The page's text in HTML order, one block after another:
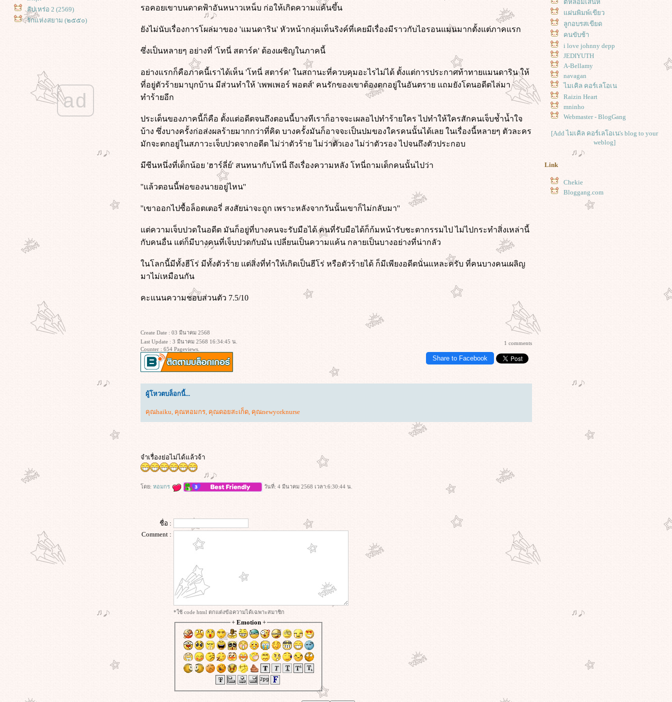
สัปเหร่อ 2 (2569)
รักแห่งสยาม (๒๕๕๐)
Deep Water (2022) ชู้รักซ่อนลึก
Mercy (2026) 90 นาที สั่งตา
The Voyeurs (2021) ส่อง แส่ ซว
Fake โกหกทั้งเพ (2546)
Star Trek Beyond (2016) สตาร์ เทรค
Star Trek Into Darkness (2013) สตาร์
(2026)
Train Dreams (2025) ทางรถไฟสา
เรตติ้ง
Project Hail Mary (2026) ภารกิจกู้
สุริยะ
The Housemaid (2025) ความลับแม่
บ้านร้า
Whisper of the Heart (1995) : ความ
ฝันที่รอการเจียระไน
Paradise Hills (2019) สวรรค์ซ้อนนรก
Kick-Ass (2010) เกรียนโคตรมหา
ไลฟ์
ad
รอคอยเขาบนดาดฟ้าอันหนาวเหน็บ ก่อให้เกิดความแค้นขึ้น
ังไม่นับเรื่องการโผล่มาของ 'แมนดาริน' หัวหน้ากลุ่มเท็นริงค์ที่เคยมีเรื่องมีราวกับไอรอนแมนมากตั้งแต่ภาคแรก
ซึ่งเป็นหลายๆ อย่างที่ 'โทนี่ สตาร์ค' ต้องเผชิญในภาคนี้
อย่างแรกก็คือภาคนี้เราได้เห็น 'โทนี่ สตาร์ค' ในสถานะที่ควบคุมอะไรไม่ได้ ตั้งแต่การประกาศท้าทายแมนดาริน ให้
ที่อยู่ตัวร้ายมาบุกบ้าน มีส่วนทำให้ 'เพพเพอร์ พอตส์' คนรักของเขาต้องตกอยู่ในอันตราย แถมยังโดนอดีตไล่มา
ทำร้ายอีก
ประเด็นของภาคนี้ก็คือ ตั้งแต่อดีตจนถึงตอนนี้บางทีเราก็อาจจะเผลอไปทำร้ายใคร ไปทำให้ใครสักคนเจ็บช้ำน้ำใจ
บ้าง ซึ่งบางครั้งก่อส่งผลร้ายมากกว่าที่คิด บางครั้งมันก็อาจจะเป็นปมของใครคนนั้นได้เลย ในเรื่องนี้หลายๆ ตัวละคร
มักจะตกอยู่ในสภาวะเจ็บปวดจากอดีต ไม่ว่าตัวร้าย ไม่ว่าตัวเอง ไม่ว่าตัวรอง ไปจนถึงตัวประกอบ
มีซีนหนึ่งที่เด็กน้อย 'ฮาร์ลี่ย์' สนทนากับโทนี่ ถึงเรื่องความหลัง โทนี่ถามเด็กคนนั้นไปว่า
''แล้วตอนนี้พ่อของนายอยู่ไหน''
''เขาออกไปซื้อล็อตเตอรี่ สงสัยน่าจะถูก เพราะหลังจากวันนั้นเขาก็ไม่กลับมา''
ต่ความเจ็บปวดในอดีต มันก็อยู่ที่บางคนจะรับมือได้ คนที่รับมือได้ก็ก้มหน้ารับชะตากรรมไป ไม่ไปกระทำสิ่งเหล่านี้
กับคนอื่น แต่ก็มีบางคนที่เจ็บปวดกับมัน เปลี่ยนเป็นความแค้น กลายเป็นบางอย่างที่น่ากลัว
นโลกนี้มีทั้งฮีโร่ มีทั้งตัวร้าย แต่สิ่งที่ทำให้เกิดเป็นฮีโร่ หรือตัวร้ายได้ ก็มีเพียงอดีตนั่นแหละครับ ที่คนบางคนเผลิญ
มาไม่เหมือนกัน
คะแนนความชอบส่วนตัว 7.5/10
Create Date : 03 มีนาคม 2568
Last Update : 3 มีนาคม 2568 16:34:45 น.
Counter : 654 Pageviews.
1 comments
Share to Facebook
ผู้โหวตบล็อกนี้...
คุณhaiku, คุณหอมกร, คุณดอยสะเก็ด, คุณnewyorknurse
จำเรื่องย่อไม่ได้แล้วจ้า
ดย: หอมกร วันที่: 4 มีนาคม 2568 เวลา:6:30:44 น.
ชื่อ :
Comment :
*ใช้ code html ตกแต่งข้อความได้เฉพาะสมาชิก
+ Emotion+
ตี๋หล่อมีเสน่ห์
ผ่นพิมพ์เขียว
ลูกอบรสเขียด
คนขับช้า
i love johnny depp
JEDIYUTH
A-Bellamy
navagan
ไมเคิล คอร์เลโอเน
Raizin Heart
mninho
Webmaster - BlogGang
[Add ไมเคิล คอร์เลโอเน's blog to your
weblog]
Link
Chekie
Bloggang.com